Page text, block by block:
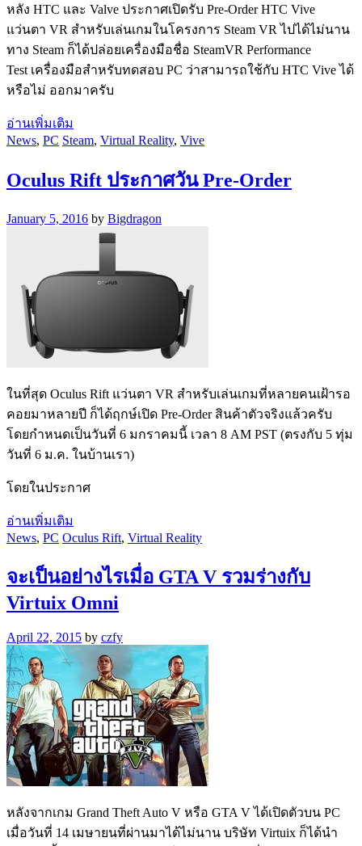
หลัง HTC และ Valve ประกาศเปิดรับ Pre-Order HTC Vive
แว่นตา VR สำหรับเล่นเกมในโครงการ Steam VR ไปได้ไม่นาน
ทาง Steam ก็ได้ปล่อยเครื่องมือชื่อ SteamVR Performance
Test เครื่องมือสำหรับทดสอบ PC ว่าสามารถใช้กับ HTC Vive ได้
หรือไม่ ออกมาครับ
อ่านเพิ่มเติม
News, PC Steam, Virtual Reality, Vive
Oculus Rift ประกาศวัน Pre-Order
January 5, 2016 by Bigdragon
ในที่สุด Oculus Rift แว่นตา VR สำหรับเล่นเกมที่หลายคนเฝ้ารอ
คอยมาหลายปี ก็ได้ฤกษ์เปิด Pre-Order สินค้าตัวจริงแล้วครับ
โดยกำหนดเป็นวันที่ 6 มกราคมนี้ เวลา 8 AM PST (ตรงกับ 5 ทุ่ม
วันที่ 6 ม.ค. ในบ้านเรา)
โดยในประกาศ
อ่านเพิ่มเติม
News, PC Oculus Rift, Virtual Reality
จะเป็นอย่างไรเมื่อ GTA V รวมร่างกับ
Virtuix Omni
April 22, 2015 by czfy
หลังจากเกม Grand Theft Auto V หรือ GTA V ได้เปิดตัวบน PC
เมื่อวันที่ 14 เมษายนที่ผ่านมาได้ไม่นาน บริษัท Virtuix ก็ได้นำ